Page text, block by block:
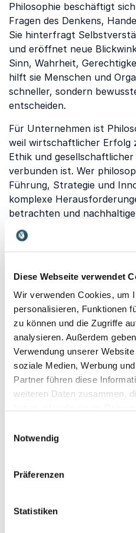
Diese Webseite verwendet
Wir verwenden Cookies, um
personalisieren, Funktionen
zu können und die Zugriffe
analysieren. Außerdem
Verwendung unserer
soziale Medien, Werbung
Partner führen diese
weiteren Daten zusammen,
Notwendig
Präferenzen
Statistiken
Philosophie beschäftigt
Fragen des Denkens,
Sie hinterfragt
und eröffnet neue
Sinn, Wahrheit,
hilft sie Menschen und
schneller, sondern
entscheiden.
Für Unternehmen ist
weil wirtschaftlicher Erfolg
Ethik und
verbunden ist. Wer
Führung, Strategie und
komplexe
betrachten und
treffen.
Welche
unsere
Philosophie?
Unsere Vorträge zu
Denken, ethische
Unternehmen dabei
Technologie und
Die Teilnehmer erhalten
fördert.
Zukunftsdenken